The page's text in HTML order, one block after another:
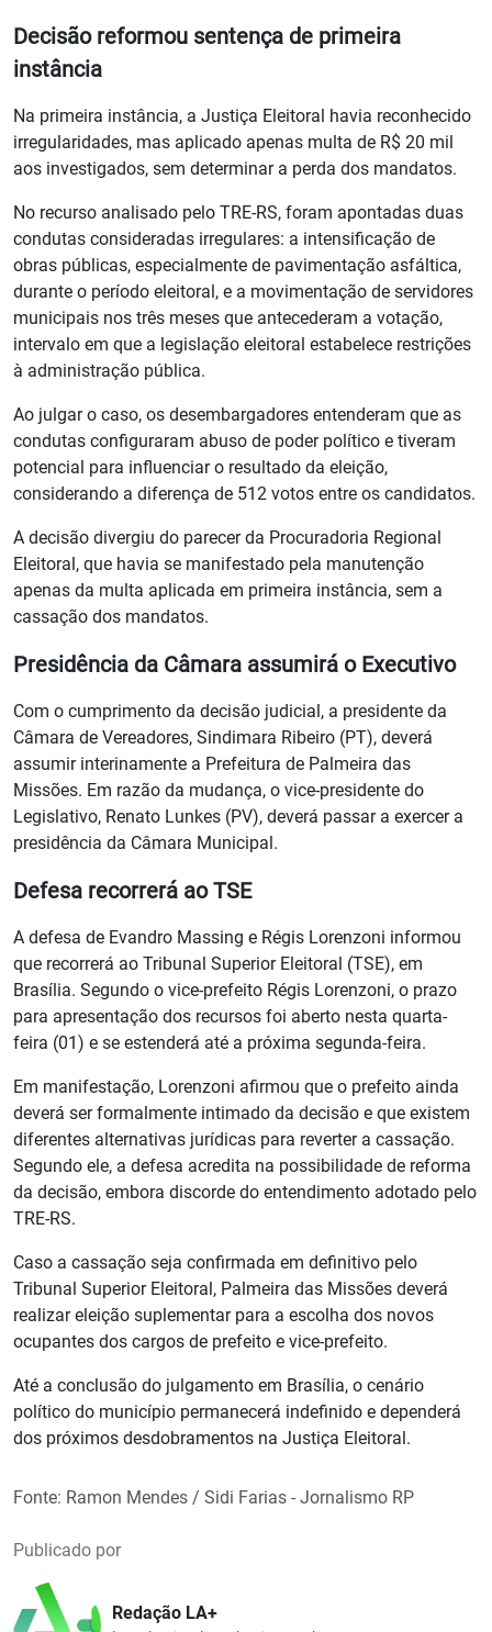
Decisão reformou sentença de primeira
instância
Na primeira instância, a Justiça Eleitoral havia reconhecido
irregularidades, mas aplicado apenas multa de R$ 20 mil
aos investigados, sem determinar a perda dos mandatos.
No recurso analisado pelo TRE-RS, foram apontadas duas
condutas consideradas irregulares: a intensificação de
obras públicas, especialmente de pavimentação asfáltica,
durante o período eleitoral, e a movimentação de servidores
municipais nos três meses que antecederam a votação,
intervalo em que a legislação eleitoral estabelece restrições
à administração pública.
Ao julgar o caso, os desembargadores entenderam que as
condutas configuraram abuso de poder político e tiveram
potencial para influenciar o resultado da eleição,
considerando a diferença de 512 votos entre os candidatos.
A decisão divergiu do parecer da Procuradoria Regional
Eleitoral, que havia se manifestado pela manutenção
apenas da multa aplicada em primeira instância, sem a
cassação dos mandatos.
Presidência da Câmara assumirá o Executivo
Com o cumprimento da decisão judicial, a presidente da
Câmara de Vereadores, Sindimara Ribeiro (PT), deverá
assumir interinamente a Prefeitura de Palmeira das
Missões. Em razão da mudança, o vice-presidente do
Legislativo, Renato Lunkes (PV), deverá passar a exercer a
presidência da Câmara Municipal.
Defesa recorrerá ao TSE
A defesa de Evandro Massing e Régis Lorenzoni informou
que recorrerá ao Tribunal Superior Eleitoral (TSE), em
Brasília. Segundo o vice-prefeito Régis Lorenzoni, o prazo
para apresentação dos recursos foi aberto nesta quarta-
feira (01) e se estenderá até a próxima segunda-feira.
Em manifestação, Lorenzoni afirmou que o prefeito ainda
deverá ser formalmente intimado da decisão e que existem
diferentes alternativas jurídicas para reverter a cassação.
Segundo ele, a defesa acredita na possibilidade de reforma
da decisão, embora discorde do entendimento adotado pelo
TRE-RS.
Caso a cassação seja confirmada em definitivo pelo
Tribunal Superior Eleitoral, Palmeira das Missões deverá
realizar eleição suplementar para a escolha dos novos
ocupantes dos cargos de prefeito e vice-prefeito.
Até a conclusão do julgamento em Brasília, o cenário
político do município permanecerá indefinido e dependerá
dos próximos desdobramentos na Justiça Eleitoral.
Fonte: Ramon Mendes / Sidi Farias - Jornalismo RP
Publicado por
Redação LA+